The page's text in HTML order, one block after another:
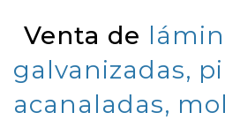
Venta de
galvanizadas,
acanaladas,